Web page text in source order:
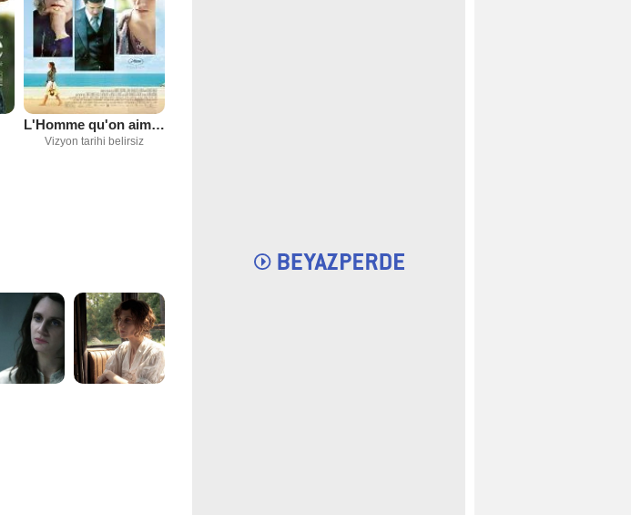
L'Homme qu'on aimait trop
Vizyon tarihi belirsiz